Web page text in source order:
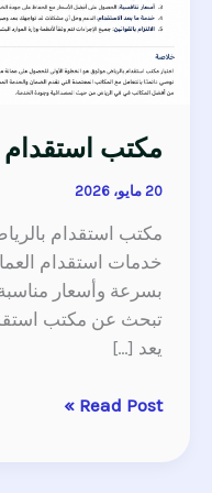
مكتب استقدام
20 مايو، 2026
مكتب استقدام
خدمات استقدام
بسرعة وأسعار
تبحث عن مكتب
يعد […]
Read Post »